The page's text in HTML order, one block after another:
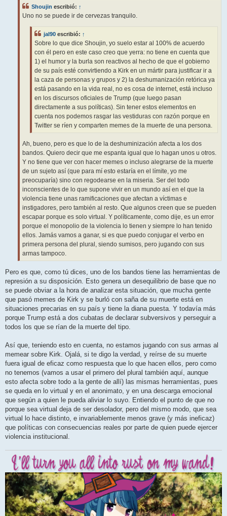
Shoujin escribió: ↑
Uno no se puede ir de cervezas tranquilo.
jal90 escribió: ↑
Sobre lo que dice Shoujin, yo suelo estar al 100% de acuerdo
con él pero en este caso creo que yerra: no tiene en cuenta que
1) el humor y la burla son reactivos al hecho de que el gobierno
de su país esté convirtiendo a Kirk en un mártir para justificar ir a
la caza de personas y grupos y 2) la deshumanización retórica ya
está pasando en la vida real, no es cosa de internet, está incluso
en los discursos oficiales de Trump (que luego pasan
directamente a sus políticas). Sin tener estos elementos en
cuenta nos podemos rasgar las vestiduras con razón porque en
Twitter se ríen y comparten memes de la muerte de una persona.
Ah, bueno, pero es que lo de la deshuminización afecta a los dos
bandos. Quiero decir que me espanta igual que lo hagan unos u otros.
Y no tiene que ver con hacer memes o incluso alegrarse de la muerte
de un sujeto así (que para mí esto estaría en el límite, yo me
preocuparía) sino con regodearse en la miseria. Ser del todo
inconscientes de lo que supone vivir en un mundo así en el que la
violencia tiene unas ramificaciones que afectan a víctimas e
instigadores, pero también al resto. Que algunos creen que se pueden
escapar porque es solo virtual. Y políticamente, como dije, es un error
porque el monopolio de la violencia lo tienen y siempre lo han tenido
ellos. Jamás vamos a ganar, si es que puedo conjugar el verbo en
primera persona del plural, siendo sumisos, pero jugando con sus
armas tampoco.
Pero es que, como tú dices, uno de los bandos tiene las herramientas de
represión a su disposición. Esto genera un desequilibrio de base que no
se puede obviar a la hora de analizar esta situación, que mucha gente
que pasó memes de Kirk y se burló con saña de su muerte está en
situaciones precarias en su país y tiene la diana puesta. Y todavía más
porque Trump está a dos cubatas de declarar subversivos y perseguir a
todos los que se rían de la muerte del tipo.
Así que, teniendo esto en cuenta, no estamos jugando con sus armas al
memear sobre Kirk. Ojalá, si te digo la verdad, y reírse de su muerte
fuera igual de eficaz como respuesta que lo que hacen ellos, pero como
no tenemos (vamos a usar el primero del plural también aquí, aunque
esto afecta sobre todo a la gente de allí) las mismas herramientas, pues
se queda en lo virtual y en el anonimato, y en una descarga emocional
que según a quien le pueda aliviar lo suyo. Entiendo el punto de que no
porque sea virtual deja de ser desolador, pero del mismo modo, que sea
virtual lo hace distinto, e invariablemente menos grave (y más ineficaz)
que políticas con consecuencias reales por parte de quien puede ejercer
violencia institucional.